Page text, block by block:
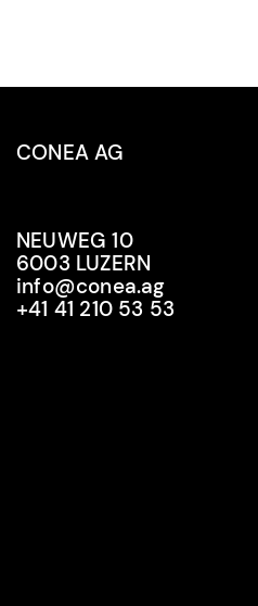
CONEA AG
NEUWEG 10
6003 LUZERN
info@conea.ag
+41 41 210 53 53